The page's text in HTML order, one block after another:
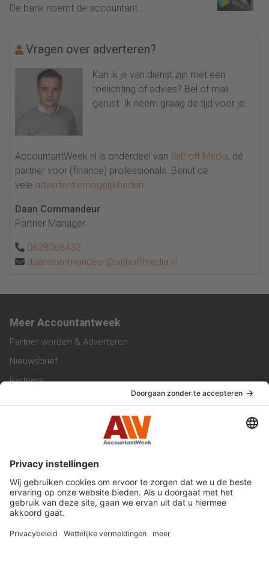
De bank noemt de accountant...
Vragen over adverteren?
Kan ik je van dienst zijn met een
toelichting of advies? Bel of mail
gerust. Ik neem graag de tijd voor je.
AccountantWeek.nl is onderdeel van Sijthoff Media, dé
partner voor (finance) professionals. Benut de
vele advertentiemogelijkheden
Daan Commandeur
Partner Manager
0628068433
daancommandeur@sijthoffmedia.nl
Meer Accountantweek
Partner worden & Adverteren
Nieuwsbrief
Partners
Werken bij ons
Privacy Statement
Algemene Voorwaarden
Privacyinstellingen